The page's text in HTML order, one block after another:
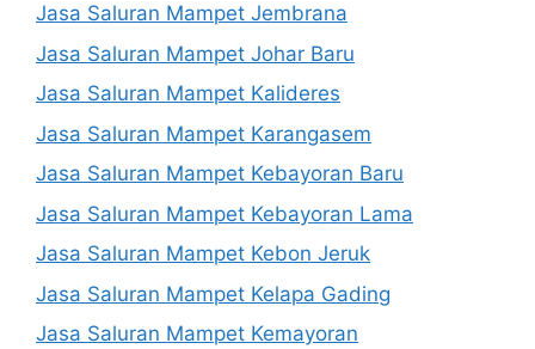
Jasa Saluran Mampet Jembrana
Jasa Saluran Mampet Johar Baru
Jasa Saluran Mampet Kalideres
Jasa Saluran Mampet Karangasem
Jasa Saluran Mampet Kebayoran Baru
Jasa Saluran Mampet Kebayoran Lama
Jasa Saluran Mampet Kebon Jeruk
Jasa Saluran Mampet Kelapa Gading
Jasa Saluran Mampet Kemayoran